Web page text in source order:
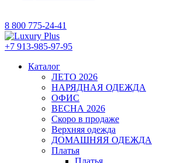
8 800 775-24-41
+7 913-985-97-95
Каталог
ЛЕТО 2026
НАРЯДНАЯ ОДЕЖДА
ОФИС
ВЕСНА 2026
Скоро в продаже
Верхняя одежда
ДОМАШНЯЯ ОДЕЖДА
Платья